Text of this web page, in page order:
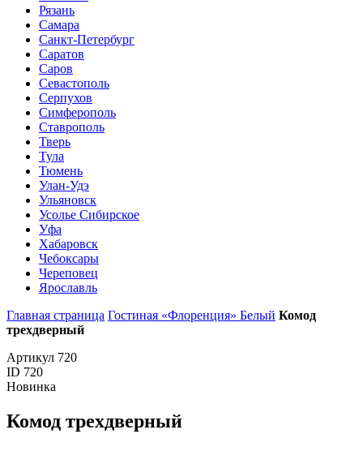
Рязань
Самара
Санкт-Петербург
Саратов
Саров
Севастополь
Серпухов
Симферополь
Ставрополь
Тверь
Тула
Тюмень
Улан-Удэ
Ульяновск
Усолье Сибирское
Уфа
Хабаровск
Чебоксары
Череповец
Ярославль
Главная страница Гостиная «Флоренция» Белый Комод
трехдверный
Артикул 720
ID 720
Новинка
Комод трехдверный